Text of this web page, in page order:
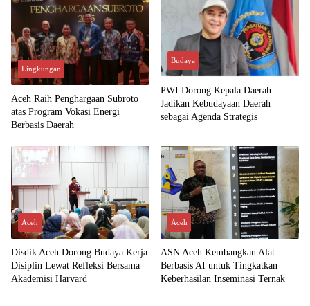
Lingkungan
Aceh Raih Penghargaan Subroto
atas Program Vokasi Energi
Berbasis Daerah
Budaya
PWI Dorong Kepala Daerah
Jadikan Kebudayaan Daerah
sebagai Agenda Strategis
Aceh
Disdik Aceh Dorong Budaya Kerja
Disiplin Lewat Refleksi Bersama
Akademisi Harvard
Aceh
ASN Aceh Kembangkan Alat
Berbasis AI untuk Tingkatkan
Keberhasilan Inseminasi Ternak
Aceh Aceh